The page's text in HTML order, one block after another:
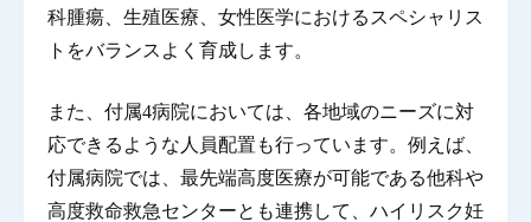
科腫瘍、生殖医療、女性医学におけるスペシャリス
トをバランスよく育成します。
また、付属4病院においては、各地域のニーズに対
応できるような人員配置も行っています。例えば、
付属病院では、最先端高度医療が可能である他科や
高度救命救急センターとも連携して、ハイリスク妊